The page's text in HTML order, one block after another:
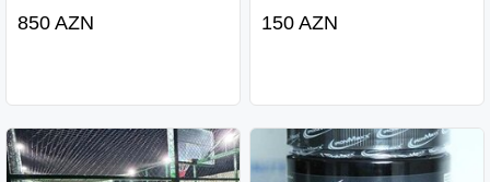
850 AZN 150 AZN